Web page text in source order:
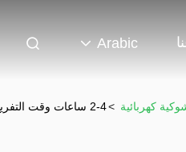
Arabic
كهربائية >2-4 ساعات وقت التفريغ بطارية الشاحنة الكهربائية 645x245x545mm طويلة الأمد